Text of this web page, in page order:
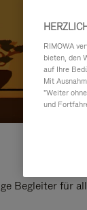
Begleiter für
RIMOWA
bieten, den
auf Ihre
Mit
"Weiter
und